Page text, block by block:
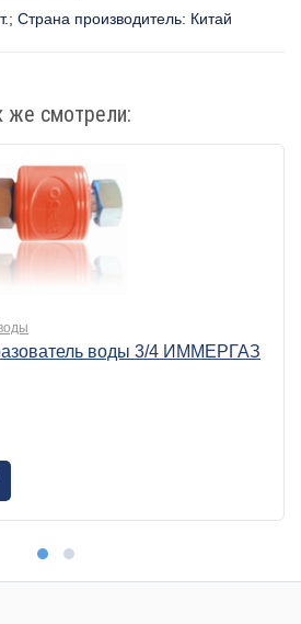
Страна производитель: Китай
же смотрели:
воды 3/4 ИММЕРГАЗ